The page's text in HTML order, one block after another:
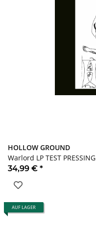
HOLLOW GROUND
Warlord LP TEST PRESSING
34,99 € *
AUF LAGER